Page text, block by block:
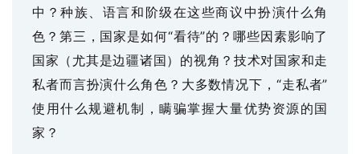
中？种族、语言和阶级在这些商议中扮演什么角
色？第三，国家是如何“看待”的？哪些因素影响了
国家（尤其是边疆诸国）的视角？技术对国家和走
私者而言扮演什么角色？大多数情况下，“走私者”
使用什么规避机制，瞒骗掌握大量优势资源的国
家？